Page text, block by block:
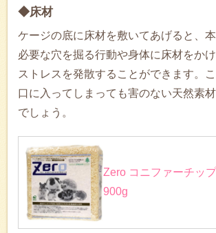
◆床材
ケージの底に床材を敷いてあげると、
必要な穴を掘る行動や身体に床材をか
ストレスを発散することができます。
口に入ってしまっても害のない天然素
でしょう。
Zero コニファーチッ
900g